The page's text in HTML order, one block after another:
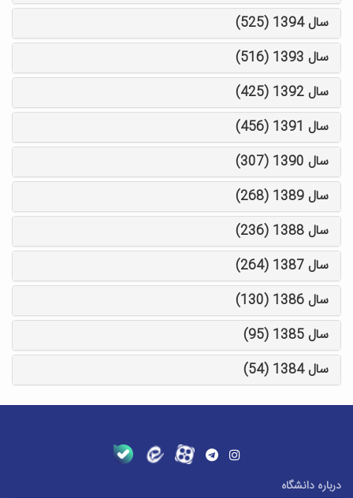
سال 1394 (525)
سال 1393 (516)
سال 1392 (425)
سال 1391 (456)
سال 1390 (307)
سال 1389 (268)
سال 1388 (236)
سال 1387 (264)
سال 1386 (130)
سال 1385 (95)
سال 1384 (54)
درباره دانشگاه